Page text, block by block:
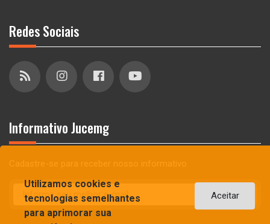
Redes Sociais
Informativo Jucemg
Utilizamos cookies e
tecnologias semelhantes
para aprimorar sua
Aceitar